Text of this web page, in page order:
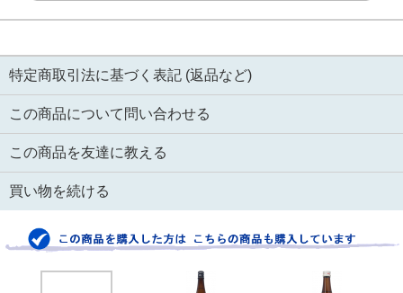
特定商取引法に基づく表記 (返品など)
この商品について問い合わせる
この商品を友達に教える
買い物を続ける